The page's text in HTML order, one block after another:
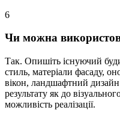
6
Чи можна
Так. Опишіть існуючий
стиль, матеріали фасаду,
вікон, ландшафтний дизайн
результату як до
можливість реалізації.